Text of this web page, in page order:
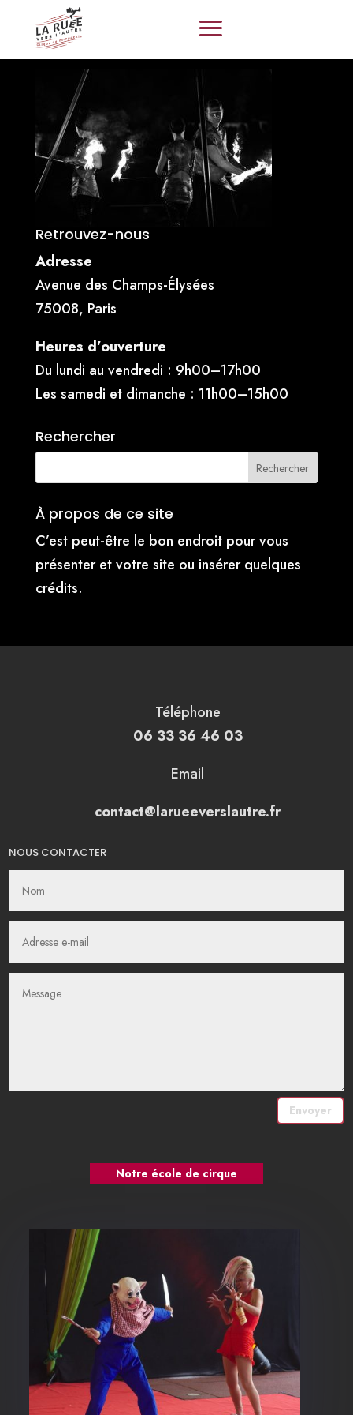
Retrouvez-nous
Adresse
Avenue des Champs-Élysées
75008, Paris
Heures d’ouverture
Du lundi au vendredi : 9h00–17h00
Les samedi et dimanche : 11h00–15h00
Rechercher
À propos de ce site
C’est peut-être le bon endroit pour vous
présenter et votre site ou insérer quelques
crédits.
Téléphone
06 33 36 46 03
Email
contact@larueeverslautre.fr
NOUS CONTACTER
Envoyer
Notre école de cirque